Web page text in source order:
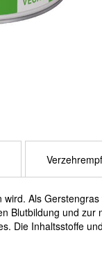
Als
Blutbildung und
Die Inhaltsstoffe